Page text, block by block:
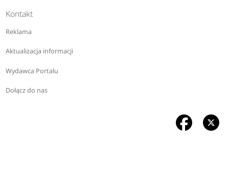
Kontakt
Reklama
Aktualizacja informacji
Wydawca Portalu
Dołącz do nas